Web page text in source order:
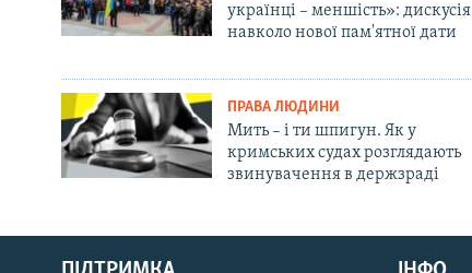
Русский
українці – меншість»: дискусія
навколо нової пам'ятної дати
ПРАВА ЛЮДИНИ
Мить – і ти шпигун. Як у
кримських судах розглядають
звинувачення в держзраді